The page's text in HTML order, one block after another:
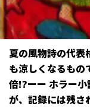
夏の風物詩の代表
も涼しくなるもの
倍!?ーー ホラー
が、記録には残さ